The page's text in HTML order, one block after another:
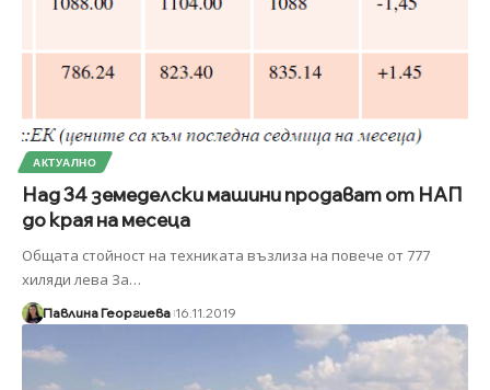
АКТУАЛНО
Над 34 земеделски машини продават от НАП
до края на месеца
Общата стойност на техниката възлиза на повече от 777
хиляди лева За…
Павлина Георгиева 16.11.2019